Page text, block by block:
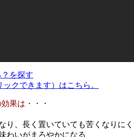
を探す
クできます）はこちら。
果は・・・
り、長く置いていても苦くなりに
わいがまろやかになる